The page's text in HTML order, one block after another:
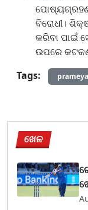
ପୋଷ୍ୟଗ୍ରହଣ
ବିରୋଧୀ।
କରିବା ପାଇଁ
ଉପରେ
Tags:
ଖେଳ